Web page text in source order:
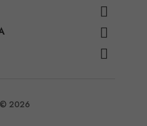



© 2026